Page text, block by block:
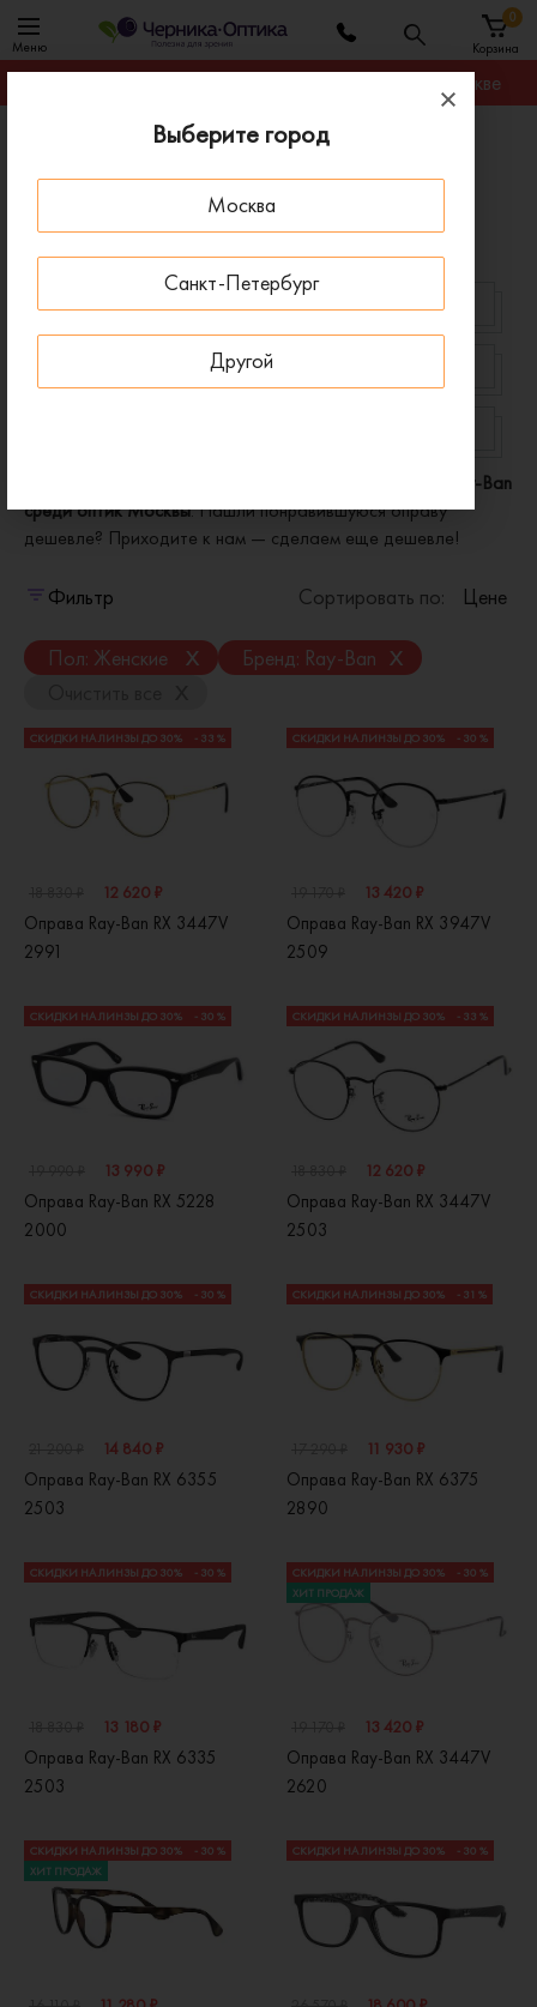
Выберите город
Москва
Санкт-Петербург
Другой
Меню Корзина
0
Гарантируем лучшую цену на любую оправу в Москве
Оправы для очков
Оправы Ray-Ban женские
Женские оправы и очки для зрения Ray-Ban
Гарантируем самую низкую цену на женские оправы Ray-Ban
среди оптик Москвы. Нашли понравившуюся оправу
дешевле? Приходите к нам — сделаем еще дешевле!
Фильтр Сортировать по: Цене
Пол: Женские x Бренд: Ray-Ban x
СКИДКИ НА ЛИНЗЫ ДО 30% - 33 %
12 620 ₽
Оправа Ray-Ban RX 3447V
2991
СКИДКИ НА ЛИНЗЫ ДО 30% - 30 %
13 420 ₽
Оправа Ray-Ban RX 3947V
2509
СКИДКИ НА ЛИНЗЫ ДО 30% - 30 %
13 990 ₽
Оправа Ray-Ban RX 5228
2000
СКИДКИ НА ЛИНЗЫ ДО 30% - 33 %
12 620 ₽
Оправа Ray-Ban RX 3447V
2503
СКИДКИ НА ЛИНЗЫ ДО 30% - 30 %
14 840 ₽
Оправа Ray-Ban RX 6355
2503
СКИДКИ НА ЛИНЗЫ ДО 30% - 31 %
11 930 ₽
Оправа Ray-Ban RX 6375
2890
СКИДКИ НА ЛИНЗЫ ДО 30% - 30 %
13 180 ₽
Оправа Ray-Ban RX 6335
2503
СКИДКИ НА ЛИНЗЫ ДО 30%
- 30 %
ХИТ ПРОДАЖ
13 420 ₽
Оправа Ray-Ban RX 3447V
2620
СКИДКИ НА ЛИНЗЫ ДО 30%
- 30 %
ХИТ ПРОДАЖ
СКИДКИ НА ЛИНЗЫ ДО 30% - 30 %